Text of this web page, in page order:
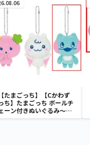
【たまごっち】【Cかわず
ち】たまごっち ボールチ
ーン付きぬいぐるみ～
Paradise～